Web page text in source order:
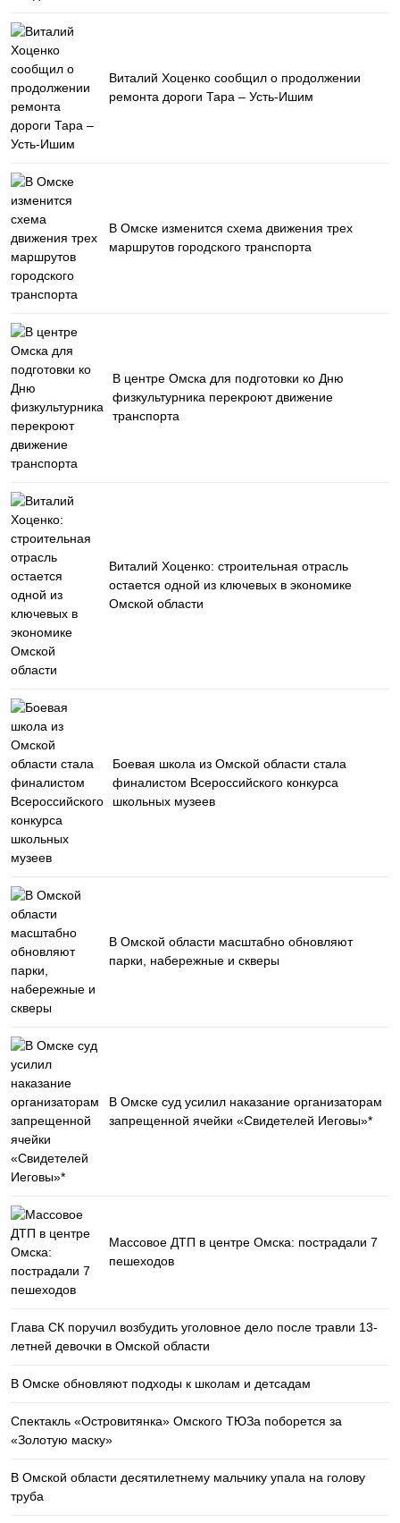
Виталий Хоценко сообщил о продолжении
ремонта дороги Тара – Усть-Ишим
В Омске изменится схема движения трех
маршрутов городского транспорта
В центре Омска для подготовки ко Дню
физкультурника перекроют движение
транспорта
Виталий Хоценко: строительная отрасль
остается одной из ключевых в экономике
Омской области
Боевая школа из Омской области стала
финалистом Всероссийского конкурса
школьных музеев
В Омской области масштабно обновляют
парки, набережные и скверы
В Омске суд усилил наказание организаторам
запрещенной ячейки «Свидетелей Иеговы»*
Массовое ДТП в центре Омска: пострадали 7
пешеходов
Глава СК поручил возбудить уголовное дело после травли 13-
летней девочки в Омской области
В Омске обновляют подходы к школам и детсадам
Спектакль «Островитянка» Омского ТЮЗа поборется за
«Золотую маску»
В Омской области десятилетнему мальчику упала на голову
труба